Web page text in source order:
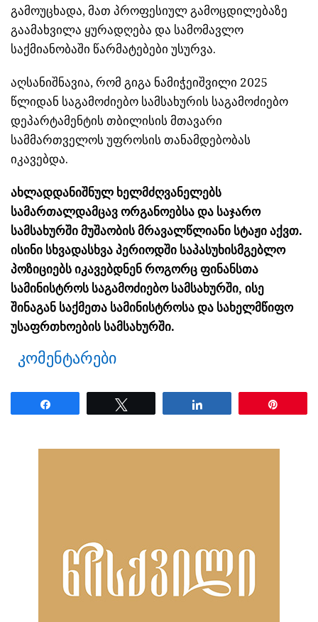
გამოუცხადა, მათ პროფესიულ გამოცდილებაზე
გაამახვილა ყურადღება და სამომავლო
საქმიანობაში წარმატებები უსურვა.
აღსანიშნავია, რომ გიგა ნამიჭეიშვილი 2025
წლიდან საგამოძიებო სამსახურის საგამოძიებო
დეპარტამენტის თბილისის მთავარი
სამმართველოს უფროსის თანამდებობას
იკავებდა.
ახლადდანიშნულ ხელმძღვანელებს
სამართალდამცავ ორგანოებსა და საჯარო
სამსახურში მუშაობის მრავალწლიანი სტაჟი აქვთ.
ისინი სხვადასხვა პერიოდში საპასუხისმგებლო
პოზიციებს იკავებდნენ როგორც ფინანსთა
სამინისტროს საგამოძიებო სამსახურში, ისე
შინაგან საქმეთა სამინისტროსა და სახელმწიფო
უსაფრთხოების სამსახურში.
კომენტარები